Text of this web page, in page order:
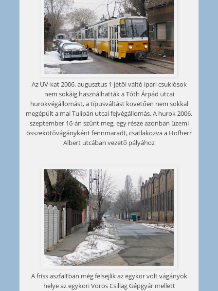
Az UV-kat 2006. augusztus 1-jétől váltó ipari csuklósok
nem sokáig használhatták a Tóth Árpád utcai
hurokvégállomást, a típusváltást követően nem sokkal
megépült a mai Tulipán utcai fejvégállomás. A hurok 2006.
szeptember 16-án szűnt meg, egy része azonban üzemi
összekötővágányként fennmaradt, csatlakozva a Hofherr
Albert utcában vezető pályához
A friss aszfaltban még felsejlik az egykor volt vágányok
helye az egykori Vörös Csillag Gépgyár mellett